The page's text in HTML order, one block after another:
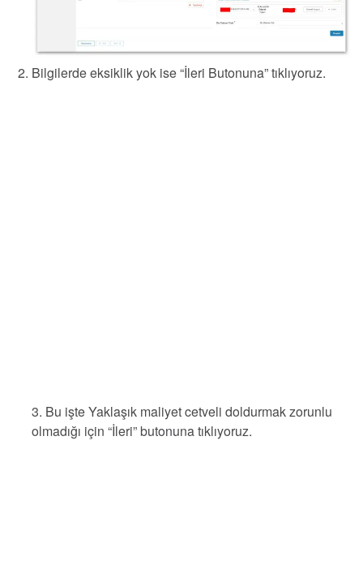
Bilgilerde eksiklik yok ise “İleri Butonuna” tıklıyoruz.
3. Bu işte Yaklaşık maliyet cetveli doldurmak zorunlu
olmadığı için “İleri” butonuna tıklıyoruz.